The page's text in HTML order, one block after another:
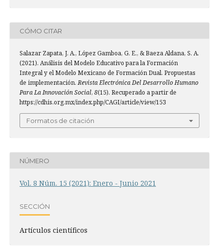
CÓMO CITAR
Salazar Zapata, J. A., López Gamboa, G. E., & Baeza Aldana, S. A.
(2021). Análisis del Modelo Educativo para la Formación
Integral y el Modelo Mexicano de Formación Dual. Propuestas
de implementación.Revista Electrónica Del Desarrollo Humano
Para La Innovación Social, 8(15). Recuperado a partir de
https://cdhis.org.mx/index.php/CAGI/article/view/153
Formatos de citación
NÚMERO
Vol. 8 Núm. 15 (2021): Enero - Junio 2021
SECCIÓN
Artí­culos científicos